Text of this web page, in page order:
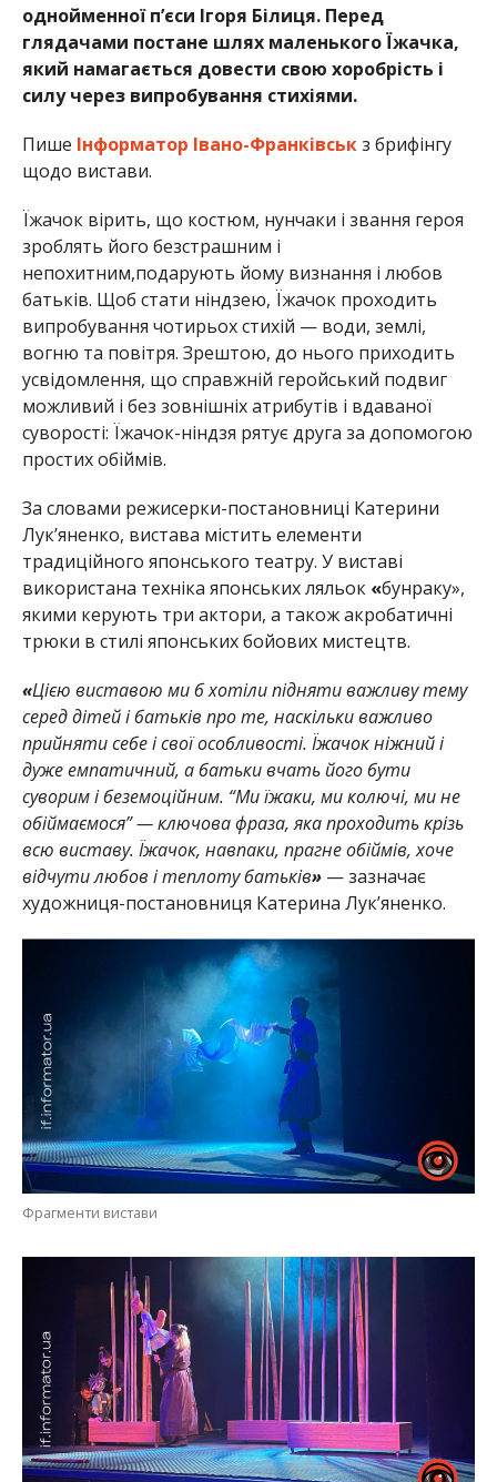
однойменної п’єси Ігоря Білиця. Перед
глядачами постане шлях маленького Їжачка,
який намагається довести свою хоробрість і
силу через випробування стихіями.
Пише Інформатор Івано-Франківськз брифінгу
щодо вистави.
Їжачок вірить, що костюм, нунчаки і звання героя
зроблять його безстрашним і
непохитним,подарують йому визнання і любов
батьків. Щоб стати ніндзею, Їжачок проходить
випробування чотирьох стихій — води, землі,
вогню та повітря. Зрештою, до нього приходить
усвідомлення, що справжній геройський подвиг
можливий і без зовнішніх атрибутів і вдаваної
суворості: Їжачок-ніндзя рятує друга за допомогою
простих обіймів.
За словами режисерки-постановниці Катерини
Лук’яненко, вистава містить елементи
традиційного японського театру. У виставі
використана техніка японських ляльок «бунраку»,
якими керують три актори, а також акробатичні
трюки в стилі японських бойових мистецтв.
«Цією виставою ми б хотіли підняти важливу тему
серед дітей і батьків про те, наскільки важливо
прийняти себе і свої особливості. Їжачок ніжний і
дуже емпатичний, а батьки вчать його бути
суворим і беземоційним. “Ми їжаки, ми колючі, ми не
обіймаємося” — ключова фраза, яка проходить крізь
всю виставу. Їжачок, навпаки, прагне обіймів, хоче
відчути любов і теплоту батьків»— зазначає
художниця-постановниця Катерина Лук’яненко.
Фрагменти вистави